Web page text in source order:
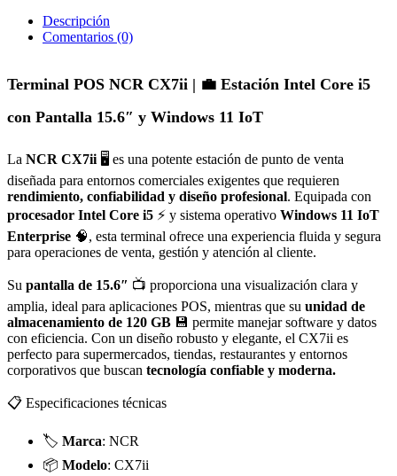
Descripción
Comentarios (0)
Terminal POS NCR CX7ii | 💼 Estación Intel Core i5
con Pantalla 15.6″ y Windows 11 IoT
La NCR CX7ii 🖥️ es una potente estación de punto de venta
diseñada para entornos comerciales exigentes que requieren
rendimiento, confiabilidad y diseño profesional. Equipada con
procesador Intel Core i5 ⚡ y sistema operativo Windows 11 IoT
Enterprise 🧠, esta terminal ofrece una experiencia fluida y segura
para operaciones de venta, gestión y atención al cliente.
Su pantalla de 15.6″ 📺 proporciona una visualización clara y
amplia, ideal para aplicaciones POS, mientras que su unidad de
almacenamiento de 120 GB 💾 permite manejar software y datos
con eficiencia. Con un diseño robusto y elegante, el CX7ii es
perfecto para supermercados, tiendas, restaurantes y entornos
corporativos que buscan tecnología confiable y moderna.
📋 Especificaciones técnicas
🏷️ Marca: NCR
📦 Modelo: CX7ii